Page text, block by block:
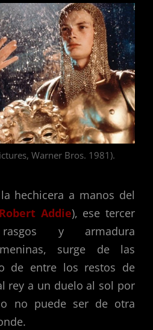
Warner Bros. 1981).
hechicera a manos del
Robert Addie), ese tercer
y armadura
surge de las
de entre los restos de
rey a un duelo al sol por
no puede ser de otra